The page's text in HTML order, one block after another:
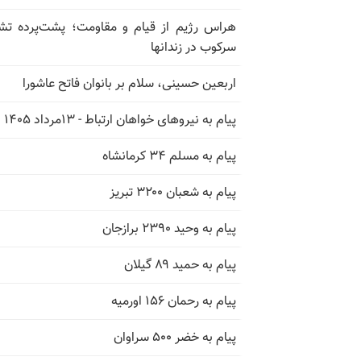
هراس رژیم از قیام و مقاومت؛ پشت‌پرده
سرکوب در زندانها
اربعین حسینی، سلام بر بانوان فاتح عاشورا
پیام به نیروهای خواهان ارتباط - ۱۳مرداد ۱۴۰۵
پیام به مسلم ۳۴ کرمانشاه
پیام به شعبان ۳۲۰۰ تبریز
پیام به وحید ۲۳۹۰ برازجان
پیام به حمید ۸۹ گیلان
پیام به رحمان ۱۵۶ اورمیه
پیام به خضر ۵۰۰ سراوان